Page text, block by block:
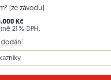
obrubník z ruly
obrubník z bazaltu
povrchem: krásně rustikální.
(ze závodu)
Kč
21 % DPH.